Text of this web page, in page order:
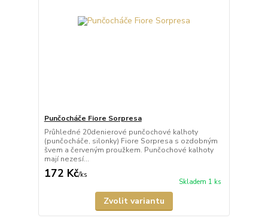
Punčocháče Fiore Sorpresa
Průhledné 20denierové punčochové kalhoty
(punčocháče, silonky) Fiore Sorpresa s ozdobným
švem a červeným proužkem. Punčochové kalhoty
mají nezesí...
172 Kč/ks
Skladem 1 ks
Zvolit variantu